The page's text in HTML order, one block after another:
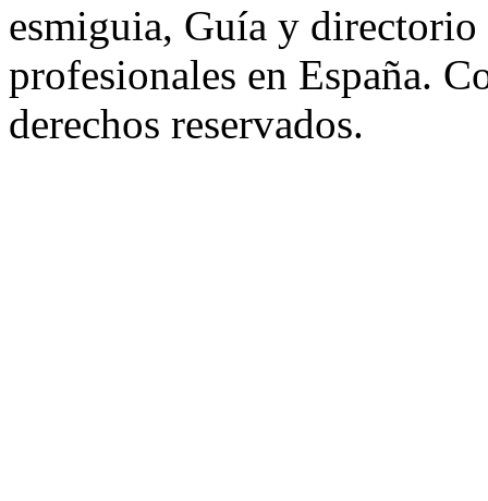
esmiguia, Guía y directorio
profesionales en España.
derechos reservados.